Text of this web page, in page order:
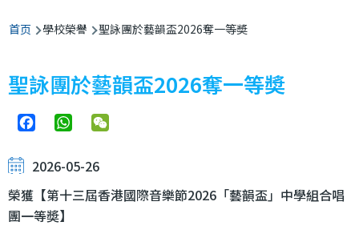
面
包
屑
首页 學校榮譽 聖詠團於藝韻盃2026奪一等奬
聖詠團於藝韻盃2026奪一等奬
FacebookWhatsApp
2026-05-26
榮獲【第十三屆香港國際音樂節2026「藝韻盃」中學組合唱
團一等奬】